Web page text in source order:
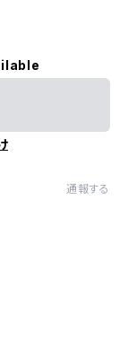
通報する